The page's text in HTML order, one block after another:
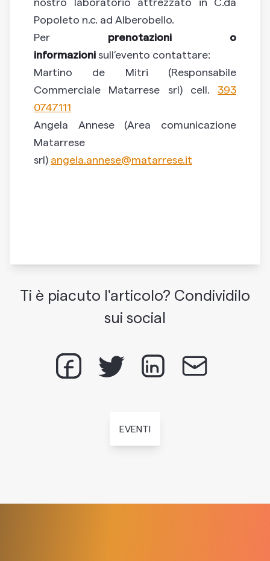
Popoleto n.c. ad Alberobello.
Per prenotazioni o
informazionisull’evento contattare:
Martino de Mitri (Responsabile
Commerciale Matarrese srl) cell. 393
0747111
Angela Annese (Area comunicazione
Matarrese
srl) angela.annese@matarrese.it
Ti è piacuto l'articolo? Condividilo
sui social
EVENTI